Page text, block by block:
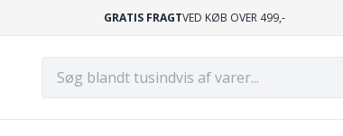
GRATIS FRAGTVED KØB OVER 499,-